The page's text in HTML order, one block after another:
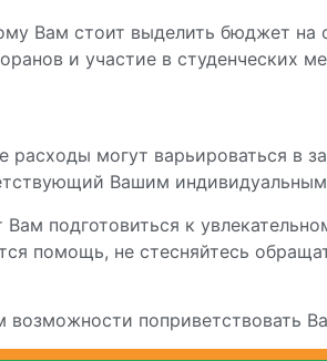
Вам стоит выделить бюджет
и участие в студенческих
могут варьироваться в
Вашим
подготовиться к
помощь, не стесняйтесь
поприветствовать